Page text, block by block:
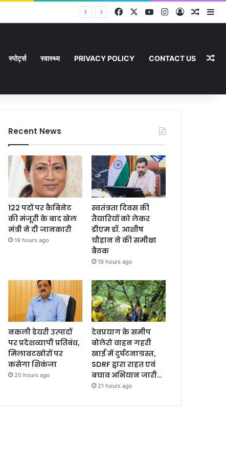
FacebookYouTubeInstagram
Log In
स्पोर्ट्स स्वास्थ्य PRIVACY POLICY CONTACT US
Recent News
122 पदों पर कैबिनेट
की मंजूरी के बाद खेल
मंत्री ने दी जानकारी
19 hours ago
स्वतंत्रता दिवस की
तैयारियों को लेकर
डीएम डॉ. आशीष
चौहान ने की समीक्षा
बैठक
19 hours ago
नकली डेयरी उत्पादों
पर प्रदेशव्यापी प्रतिबंध,
मिलावटखोरों पर
कसेगा शिकंजा
20 hours ago
देवप्रयाग के समीप
बोलेरो वाहन गहरी
खाई में दुर्घटनाग्रस्त,
SDRF द्वारा राहत एवं
बचाव अभियान जारी…
21 hours ago